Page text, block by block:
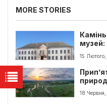
MORE STORIES
15
18